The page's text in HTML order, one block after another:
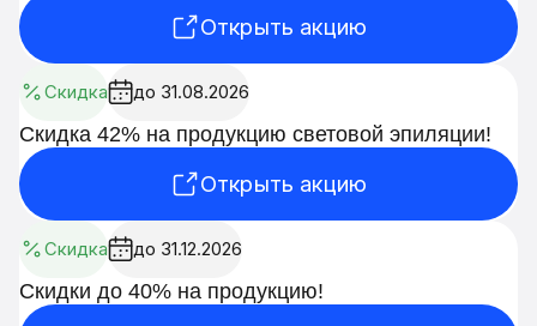
Открыть акцию
Скидка до 31.08.2026
Скидка 42% на продукцию световой эпиляции!
Открыть акцию
Скидка до 31.12.2026
Скидки до 40% на продукцию!